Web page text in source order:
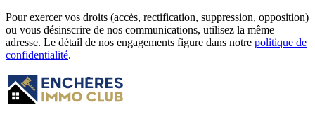
Pour exercer vos droits (accès, rectification, suppression, opposition)
ou vous désinscrire de nos communications, utilisez la même
adresse. Le détail de nos engagements figure dans notre politique de
confidentialité.